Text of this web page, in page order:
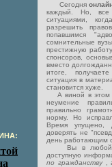
Сегодня
каждый. Но,
ситуациями,
разрешить
попавшимся
сомнительные
престижную
спонсоров,
вместо
итоге,
ситуация в
становится хуже.
А виной в этом
неумение
правильно
норму. Но
Время упущено,
доверять не
день работающим
Вы в любой
доступную
по гражданству